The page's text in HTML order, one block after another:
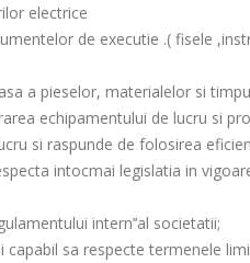
electrice
de executie .( fisele
a pieselor, materialelor si
echipamentului de lucru si
si raspunde de folosirea
intocmai legislatia in
intern’’al societatii;
capabil sa respecte termenele